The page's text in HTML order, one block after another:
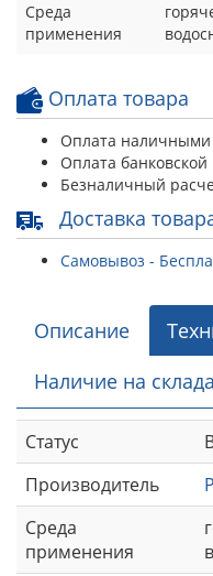
Среда
применения
Оплата товара
Оплата наличными
Оплата банковской
Безналичный
Доставка
Самовывоз -
Описание
Наличие на
Статус
Производитель
Среда
применения